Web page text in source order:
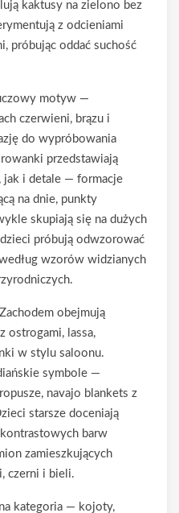
kaktusy na zielono bez
z odcieniami
próbując oddać suchość
motyw —
czerwieni, brązu i
do wypróbowania
przedstawiają
jak i detale — formacje
na dnie, punkty
skupiają się na dużych
dzieci próbują odwzorować
wzorów widzianych
obejmują
ostrogami, lassa,
w stylu saloonu.
symbole —
navajo blankets z
starsze doceniają
barw
zamieszkujących
czerni i bieli.
kategoria — kojoty,